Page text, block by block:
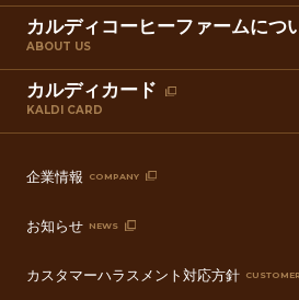
カルディコーヒーファームにつ
ABOUT US
カルディカード
KALDI CARD
企業情報 COMPANY
お知らせ NEWS
カスタマーハラスメント対応方針